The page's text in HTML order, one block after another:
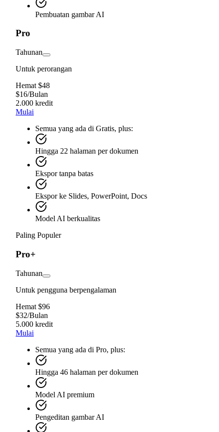
Pembuatan gambar AI
Pro
Tahunan
Untuk perorangan
Hemat $48
$16/Bulan
2.000 kredit
Mulai
Semua yang ada di Gratis, plus:
Hingga 22 halaman per dokumen
Ekspor tanpa batas
Ekspor ke Slides, PowerPoint, Docs
Model AI berkualitas
Paling Populer
Pro+
Tahunan
Untuk pengguna berpengalaman
Hemat $96
$32/Bulan
5.000 kredit
Mulai
Semua yang ada di Pro, plus:
Hingga 46 halaman per dokumen
Model AI premium
Pengeditan gambar AI